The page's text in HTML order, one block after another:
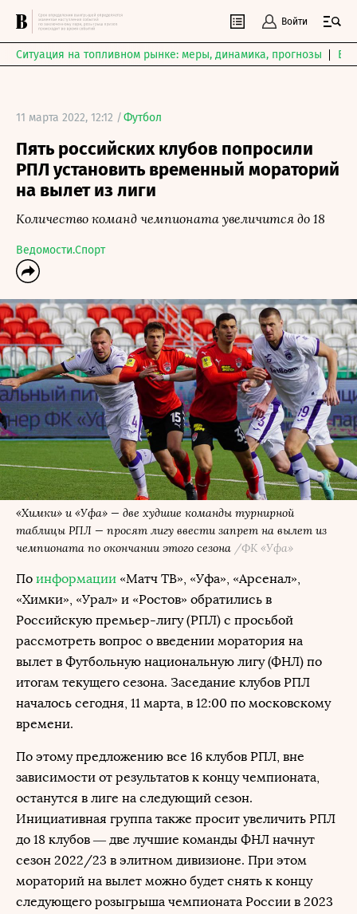
Войти
Ситуация на топливном рынке: меры, динамика, прогнозы
11 марта 2022, 12:12 /Футбол
Пять российских клубов попросили
РПЛ установить временный мораторий
на вылет из лиги
Количество команд чемпионата увеличится до 18
Ведомости.Спорт
«Химки» и «Уфа» — две худшие команды турнирной
таблицы РПЛ — просят лигу ввести запрет на вылет из
чемпионата по окончании этого сезона /ФК «Уфа»
По информации «Матч ТВ», «Уфа», «Арсенал»,
«Химки», «Урал» и «Ростов» обратились в
Российскую премьер-лигу (РПЛ) с просьбой
рассмотреть вопрос о введении моратория на
вылет в Футбольную национальную лигу (ФНЛ) по
итогам текущего сезона. Заседание клубов РПЛ
началось сегодня, 11 марта, в 12:00 по московскому
времени.
По этому предложению все 16 клубов РПЛ, вне
зависимости от результатов к концу чемпионата,
останутся в лиге на следующий сезон.
Инициативная группа также просит увеличить РПЛ
до 18 клубов — две лучшие команды ФНЛ начнут
сезон 2022/23 в элитном дивизионе. При этом
мораторий на вылет можно будет снять к концу
следующего розыгрыша чемпионата России в 2023